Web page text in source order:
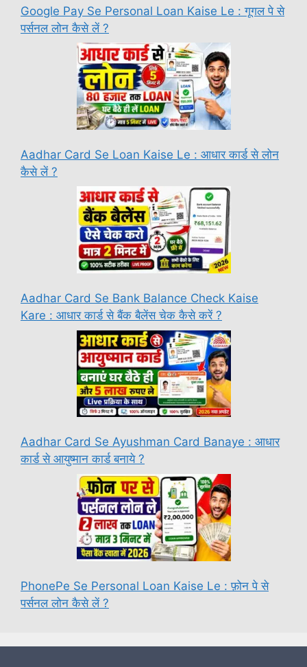
Google Pay Se Personal Loan Kaise Le : गूगल पे से
पर्सनल लोन कैसे लें ?
Aadhar Card Se Loan Kaise Le : आधार कार्ड से लोन
कैसे लें ?
Aadhar Card Se Bank Balance Check Kaise
Kare : आधार कार्ड से बैंक बैलेंस चेक कैसे करें ?
Aadhar Card Se Ayushman Card Banaye : आधार
कार्ड से आयुष्मान कार्ड बनाये ?
PhonePe Se Personal Loan Kaise Le : फ़ोन पे से
पर्सनल लोन कैसे लें ?